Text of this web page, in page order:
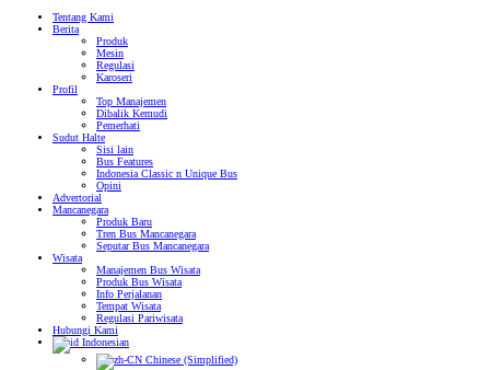
Tentang Kami
Berita
Produk
Mesin
Regulasi
Karoseri
Profil
Top Manajemen
Dibalik Kemudi
Pemerhati
Sudut Halte
Sisi lain
Bus Features
Indonesia Classic n Unique Bus
Opini
Advertorial
Mancanegara
Produk Baru
Tren Bus Mancanegara
Seputar Bus Mancanegara
Wisata
Manajemen Bus Wisata
Produk Bus Wisata
Info Perjalanan
Tempat Wisata
Regulasi Pariwisata
Hubungi Kami
Indonesian
Chinese (Simplified)